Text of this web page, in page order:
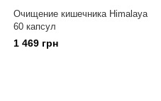
Очищение кишечника Himalaya
60 капсул
1 469 грн